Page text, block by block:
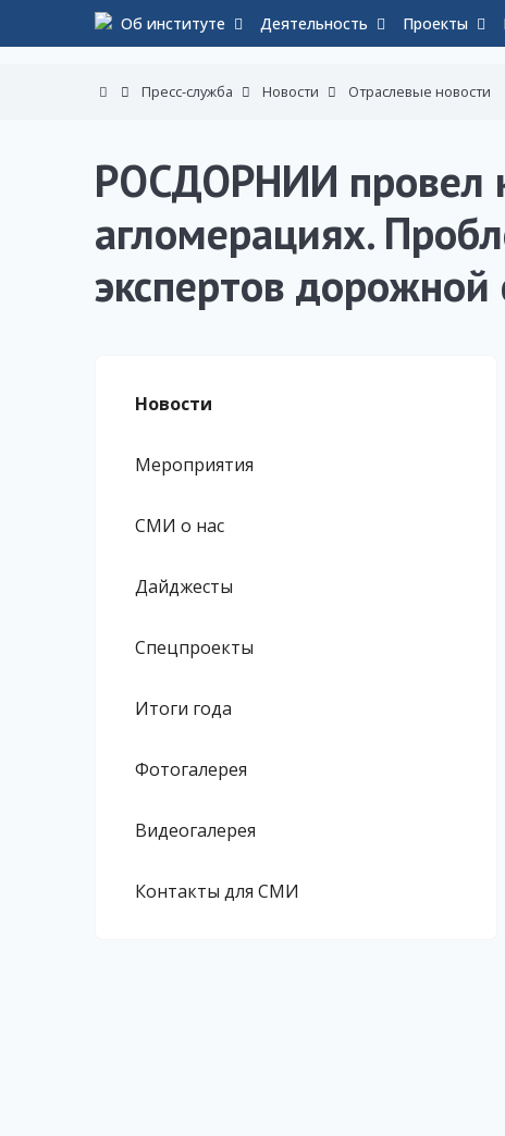
Об институте Деятельность Проекты
Пресс-служба Новости Отраслевые новости
РОСДОРНИИ провел
агломерациях.
экспертов
Новости
Мероприятия
СМИ о нас
Дайджесты
Спецпроекты
Итоги года
Фотогалерея
Видеогалерея
Контакты для СМИ